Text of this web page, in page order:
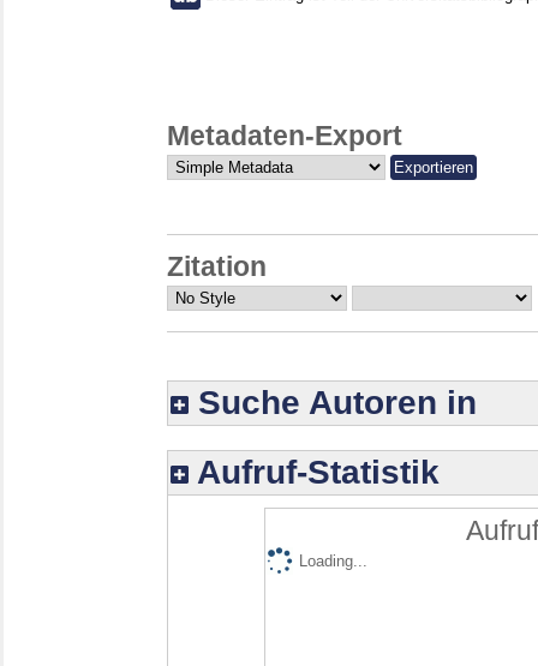
Metadaten-Export
Zitation
Suche Autoren in
Aufruf-Statistik
Loading...